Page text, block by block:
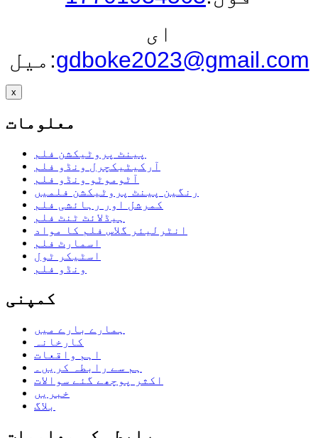
ای
میل:gdboke2023@gmail.com
x
معلومات
پینٹ پروٹیکشن فلم
آرکیٹیکچرل ونڈو فلم
آٹوموٹو ونڈو فلم
رنگین پینٹ پروٹیکشن فلمیں
کمرشل اور رہائشی فلم
ہیڈلائٹ ٹنٹ فلم
انٹرلیئر گلاس فلم کا مواد
اسمارٹ فلم
اسٹیکر ٹول
ونڈو فلم
کمپنی
ہمارے بارے میں
کارخانہ
اہم واقعات
ہم سے رابطہ کریں۔
اکثر پوچھے گئے سوالات
خبریں
بلاگ